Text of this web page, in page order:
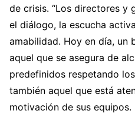
de crisis. “Los directores y
el diálogo, la escucha
amabilidad. Hoy en día, un
aquel que se asegura de
predefinidos respetando
también aquel que está
motivación de sus